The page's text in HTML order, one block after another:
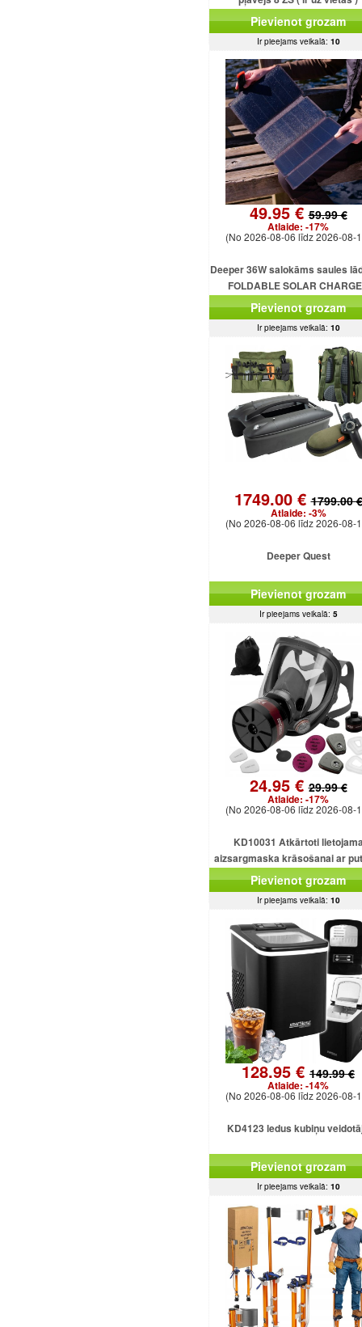
Pievienot grozam
Ir pieejams veikalā: 10
49.95 €59.99 €
Atlaide: -17%
(No 2026-08-06 līdz 2026-08-
Deeper 36W salokāms saules
FOLDABLE SOLAR
DEEPER 36W
Pievienot grozam
Ir pieejams veikalā: 10
1749.00 €1799.00 €
Atlaide: -3%
(No 2026-08-06 līdz 2026-08-
Deeper Quest
Pievienot grozam
Ir pieejams veikalā: 5
24.95 €29.99 €
Atlaide: -17%
(No 2026-08-06 līdz 2026-08-
KD10031 Atkārtoti
aizsargmaska ​​krāsošanai ar
filtru.
Pievienot grozam
Ir pieejams veikalā: 10
128.95 € 149.99 €
Atlaide: -14%
(No 2026-08-06 līdz 2026-08-
KD4123 ledus kubiņu
Pievienot grozam
Ir pieejams veikalā: 10